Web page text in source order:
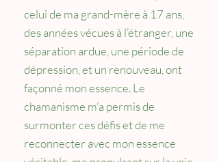
celui de ma grand-mère à 17 ans,
des années vécues à l’étranger, une
séparation ardue, une période de
dépression, et un renouveau, ont
façonné mon essence. Le
chamanisme m'a permis de
surmonter ces défis et de me
reconnecter avec mon essence